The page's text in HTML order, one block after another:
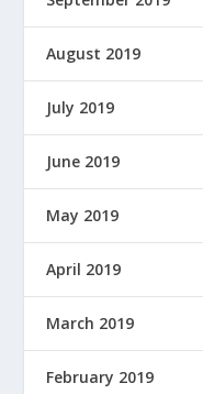
August 2019
July 2019
June 2019
May 2019
April 2019
March 2019
February 2019